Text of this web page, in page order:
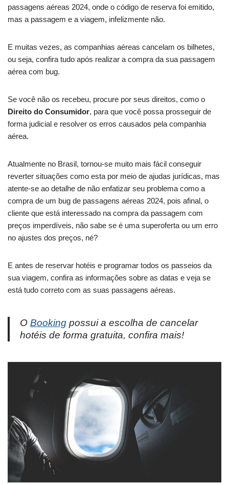
passagens aéreas 2024, onde o código de reserva foi emitido,
mas a passagem e a viagem, infelizmente não.
E muitas vezes, as companhias aéreas cancelam os bilhetes,
ou seja, confira tudo após realizar a compra da sua passagem
aérea com bug.
Se você não os recebeu, procure por seus direitos, como o
Direito do Consumidor, para que você possa prosseguir de
forma judicial e resolver os erros causados pela companhia
aérea.
Atualmente no Brasil, tornou-se muito mais fácil conseguir
reverter situações como esta por meio de ajudas jurídicas, mas
atente-se ao detalhe de não enfatizar seu problema como a
compra de um bug de passagens aéreas 2024, pois afinal, o
cliente que está interessado na compra da passagem com
preços imperdíveis, não sabe se é uma superoferta ou um erro
no ajustes dos preços, né?
E antes de reservar hotéis e programar todos os passeios da
sua viagem, confira as informações sobre as datas e veja se
está tudo correto com as suas passagens aéreas.
O Booking possui a escolha de cancelar
hotéis de forma gratuita, confira mais!